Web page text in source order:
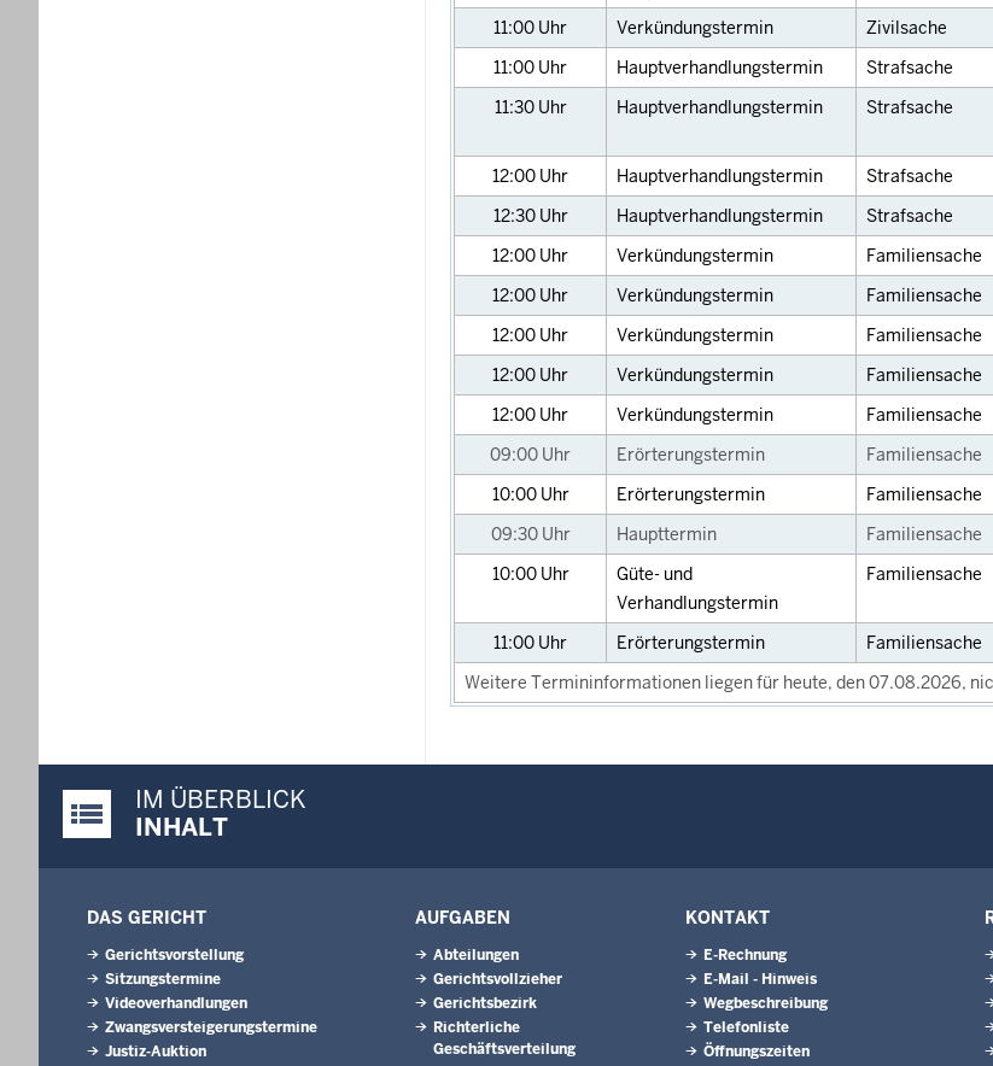
11:00 Uhr Verkündungstermin Zivilsache
11:00 Uhr Hauptverhandlungstermin Strafsache
11:30 Uhr Hauptverhandlungstermin Strafsache
12:00 Uhr Hauptverhandlungstermin Strafsache
12:30 Uhr Hauptverhandlungstermin Strafsache
12:00 Uhr Verkündungstermin Familiensache
12:00 Uhr Verkündungstermin Familiensache
12:00 Uhr Verkündungstermin Familiensache
12:00 Uhr Verkündungstermin Familiensache
12:00 Uhr Verkündungstermin Familiensache
09:00 Uhr Erörterungstermin Familiensache
10:00 Uhr Erörterungstermin Familiensache
09:30 Uhr Haupttermin Familiensache
10:00 Uhr
Güte- und
Verhandlungstermin
Familiensache
11:00 Uhr Erörterungstermin Familiensache
Weitere Termininformationen liegen für heute, den 07.08.2026,
Justiz-Portal im Überblick:
IM ÜBERBLICK
INHALT
DAS GERICHT
Gerichtsvorstellung
Sitzungstermine
Videoverhandlungen
Zwangsversteigerungstermine
Justiz-Auktion
AUFGABEN
Abteilungen
Gerichtsvollzieher
Gerichtsbezirk
Richterliche
Geschäftsverteilung
KONTAKT
E-Rechnung
E-Mail - Hinweis
Wegbeschreibung
Telefonliste
Öffnungszeiten